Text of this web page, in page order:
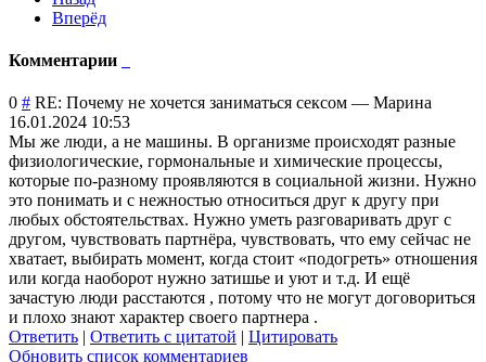
Вперёд
Комментарии
0 # RE: Почему не хочется заниматься сексом — Марина
16.01.2024 10:53
Мы же люди, а не машины. В организме происходят разные
физиологические, гормональные и химические процессы,
которые по-разному проявляются в социальной жизни. Нужно
это понимать и с нежностью относиться друг к другу при
любых обстоятельствах. Нужно уметь разговаривать друг с
другом, чувствовать партнёра, чувствовать, что ему сейчас не
хватает, выбирать момент, когда стоит «подогреть» отношения
или когда наоборот нужно затишье и уют и т.д. И ещё
зачастую люди расстаются , потому что не могут договориться
и плохо знают характер своего партнера .
Ответить | Ответить с цитатой | Цитировать
Обновить список комментариев